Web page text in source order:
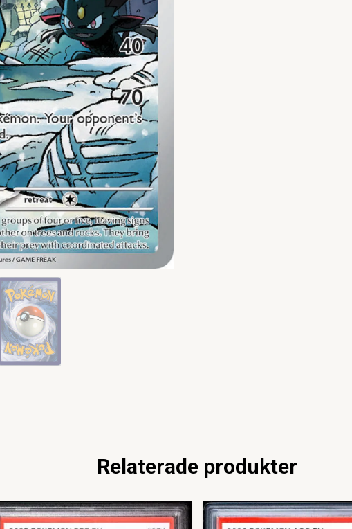
Relaterade produkter